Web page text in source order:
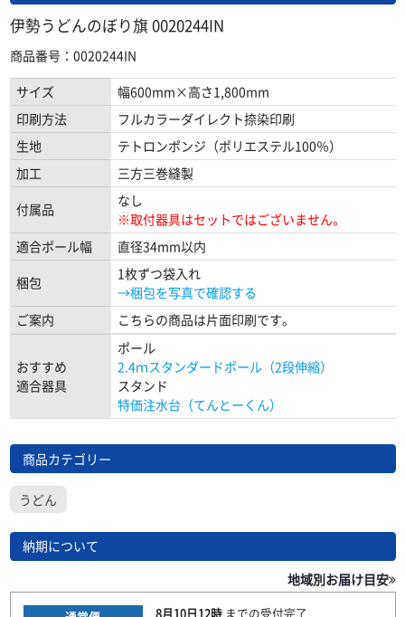
伊勢うどんのぼり旗 0020244IN
商品番号：0020244IN
サイズ
幅600mm×高さ1,800mm
印刷方法
フルカラーダイレクト捺染印刷
生地
テトロンポンジ（ポリエステル100％）
加工
三方三巻縫製
付属品
なし
※取付器具はセットではございません。
適合ポール幅
直径34mm以内
梱包
1枚ずつ袋入れ
→梱包を写真で確認する
ご案内
こちらの商品は片面印刷です。
おすすめ
適合器具
ポール
2.4ｍスタンダードポール（2段伸縮）
スタンド
特価注水台（てんとーくん）
商品カテゴリー
うどん
納期について
地域別お届け目安
8月10日12時までの受付完了